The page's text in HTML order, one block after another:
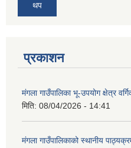
थप
प्रकाशन
मंगला गाउँपालिका भू-उपयोग क्षेत्र
मिति: 08/04/2026 - 14:41
मंगला गाउँपालिकाको स्थानीय